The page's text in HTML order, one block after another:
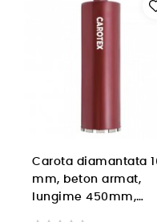
Carota diamantata
mm, beton armat,
lungime 450mm,